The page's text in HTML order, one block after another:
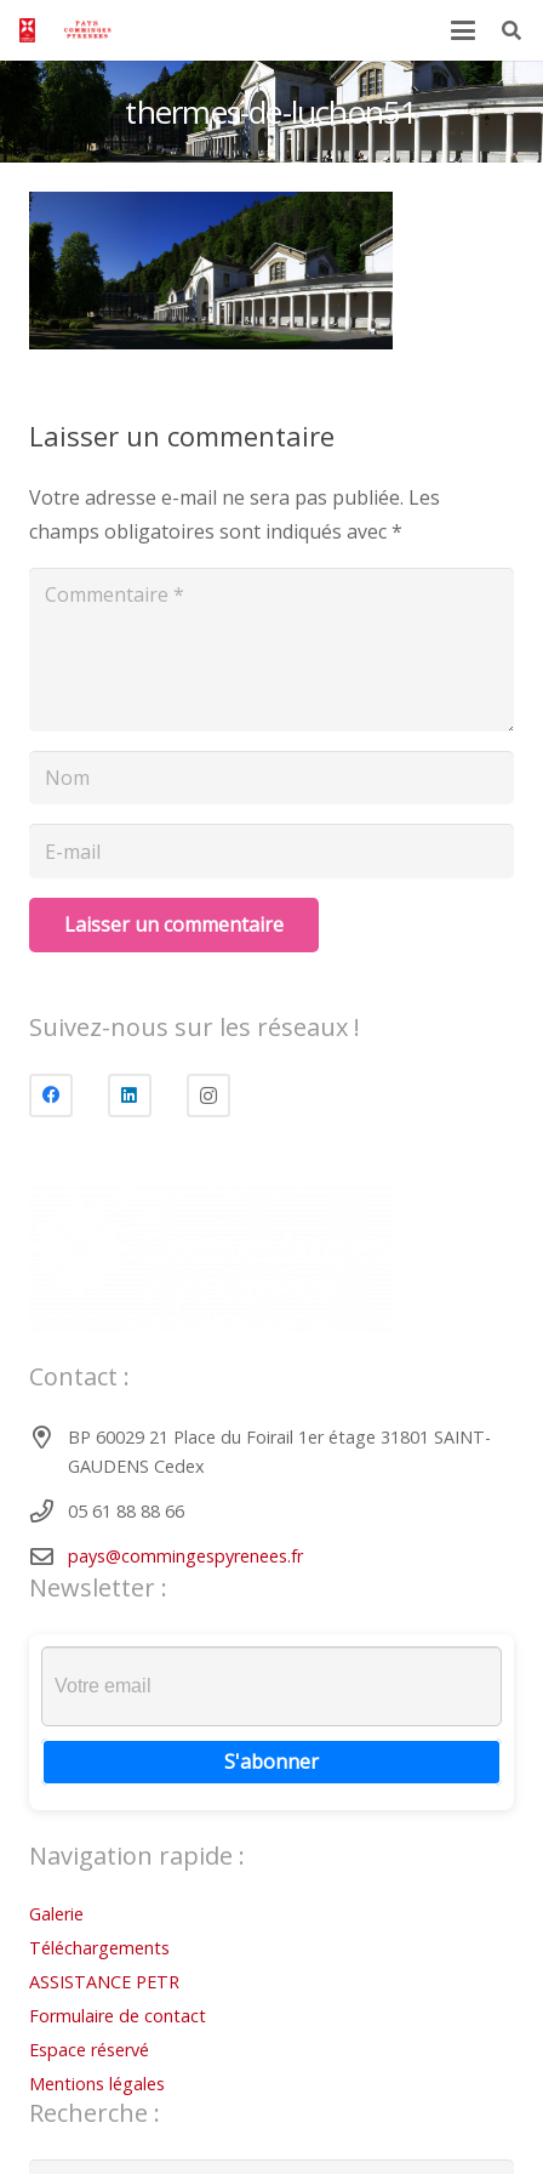
thermes-de-luchon51
Laisser un commentaire
Votre adresse e-mail ne sera pas publiée. Les
champs obligatoires sont indiqués avec*
Laisser un commentaire
Suivez-nous sur les réseaux !
Contact :
BP 60029 21 Place du Foirail 1er étage 31801 SAINT-
GAUDENS Cedex
05 61 88 88 66
pays@commingespyrenees.fr
Newsletter :
S'abonner
Navigation rapide :
Galerie
Téléchargements
ASSISTANCE PETR
Formulaire de contact
Espace réservé
Mentions légales
Recherche :